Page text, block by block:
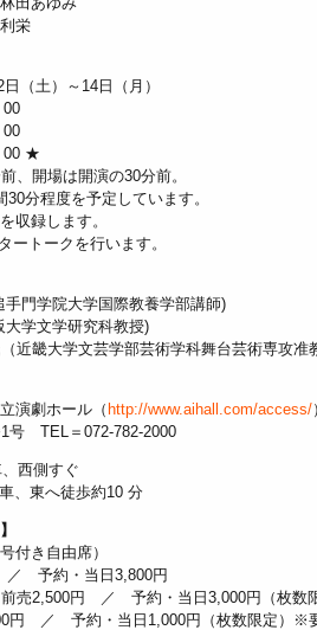
栄
（土）～14日（月）
00
00
00 ★
、開場は開演の30分前。
分程度を予定しています。
収録します。
ートークを行います。
門学院大学国際教養学部講師)
学文学研究科教授)
近畿大学文芸学部芸術学科舞台芸術専攻准
演劇ホール（ http://www.aihall.com/access/
号 TEL＝072-782-2000
西側すぐ
、東へ徒歩約10 分
付き自由席）
予約・当日3,800円
売2,500円 ／ 予約・当日3,000円（枚数
円 ／ 予約・当日1,000円（枚数限定）※